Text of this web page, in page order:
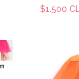
$1.500